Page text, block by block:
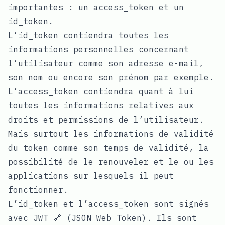
importantes : un access_token et un
id_token.
L’id_token contiendra toutes les
informations personnelles concernant
l’utilisateur comme son adresse e-mail,
son nom ou encore son prénom par exemple.
L’access_token contiendra quant à lui
toutes les informations relatives aux
droits et permissions de l’utilisateur.
Mais surtout les informations de validité
du token comme son temps de validité, la
possibilité de le renouveler et le ou les
applications sur lesquels il peut
fonctionner.
L’id_token et l’access_token sont signés
avec JWT 🔗 (JSON Web Token). Ils sont